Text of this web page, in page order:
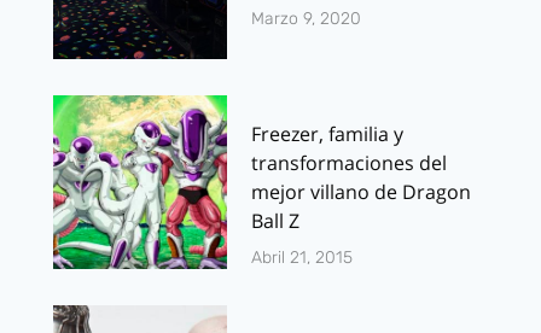
Marzo 9, 2020
Freezer, familia y
transformaciones del
mejor villano de Dragon
Ball Z
Abril 21, 2015